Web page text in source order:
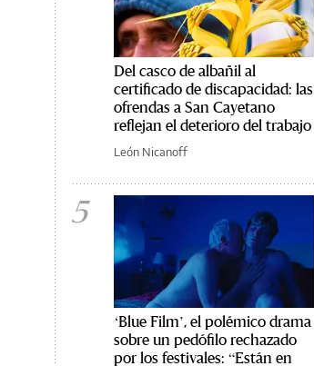
Del casco de albañil al
certificado de discapacidad: las
ofrendas a San Cayetano
reflejan el deterioro del trabajo
León Nicanoff
5
‘Blue Film’, el polémico drama
sobre un pedófilo rechazado
por los festivales: “Están en